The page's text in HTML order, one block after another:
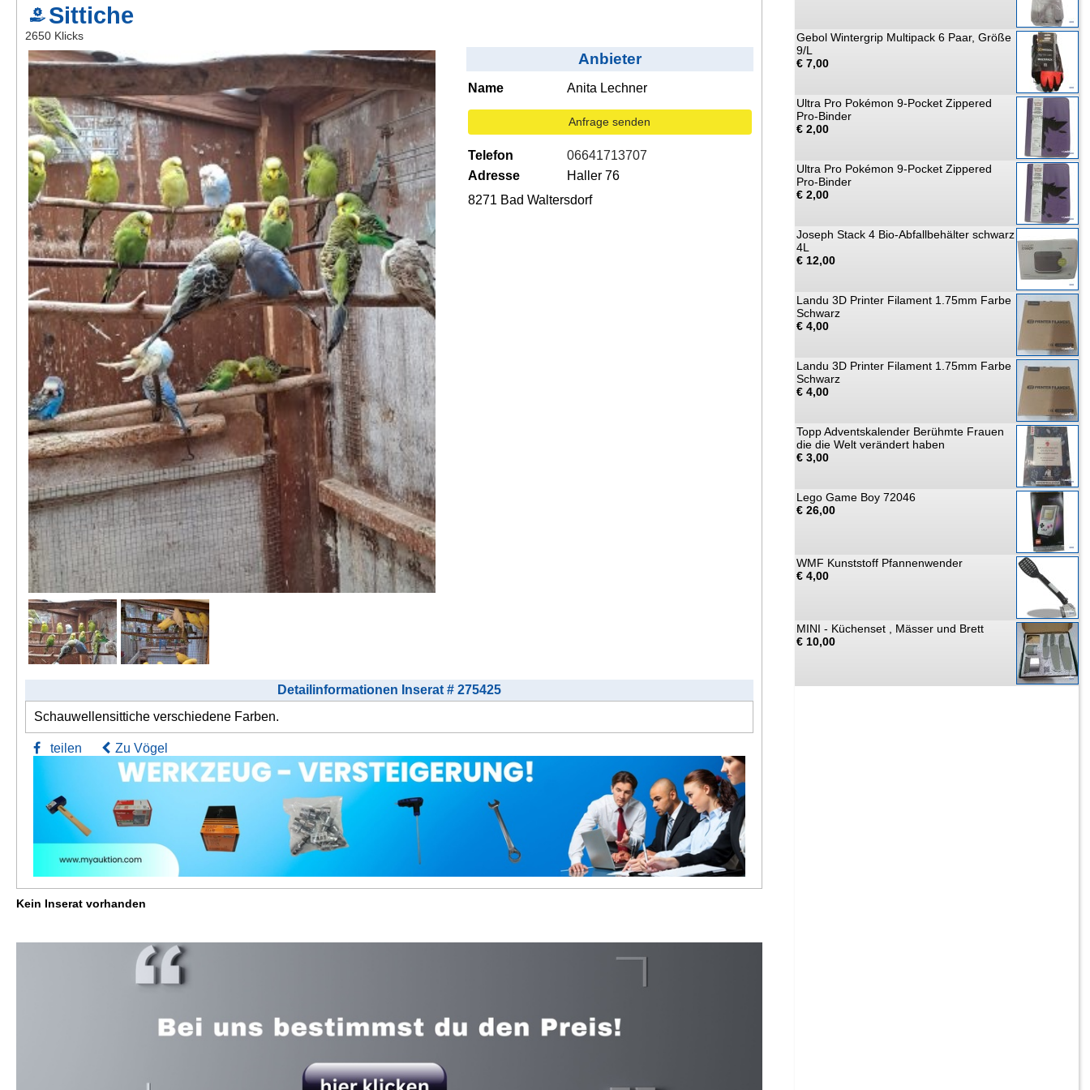
Kontakt
AGB, Nutzungsbedingungen
Impressum
Gebol Wintergrip Multipack 6 Paar, Größe
9/L
€ 7,00
Ultra Pro Pokémon 9-Pocket Zippered
Pro-Binder
€ 2,00
Ultra Pro Pokémon 9-Pocket Zippered
Pro-Binder
€ 2,00
Joseph Stack 4 Bio-Abfallbehälter schwarz
4L
€ 12,00
Landu 3D Printer Filament 1.75mm Farbe
Schwarz
€ 4,00
Landu 3D Printer Filament 1.75mm Farbe
Schwarz
€ 4,00
Topp Adventskalender Berühmte Frauen
die die Welt verändert haben
€ 3,00
Lego Game Boy 72046
€ 26,00
WMF Kunststoff Pfannenwender
€ 4,00
MINI - Küchenset , Mässer und Brett
€ 10,00
Sittiche
2650 Klicks
Anbieter
Name Anita Lechner
Anfrage senden
Telefon
06641713707
Adresse
Haller 76
8271 Bad Waltersdorf
Detailinformationen Inserat # 275425
Schauwellensittiche verschiedene Farben.
teilen Zu Vögel
Kein Inserat vorhanden